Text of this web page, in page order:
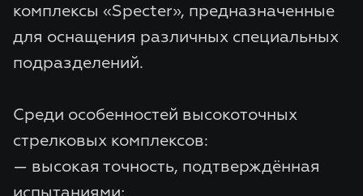
комплексы «Specter», предназначенные
для оснащения различных специальных
подразделений.
Среди особенностей высокоточных
стрелковых комплексов:
— высокая точность, подтверждённая